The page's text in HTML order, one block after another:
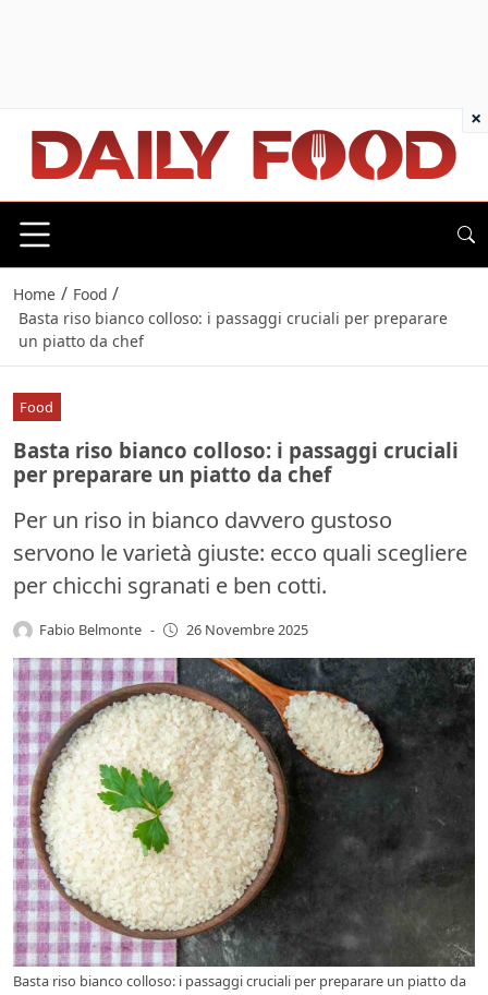
Home / Food /
Basta riso bianco colloso: i passaggi cruciali per preparare
un piatto da chef
Food
Basta riso bianco colloso: i passaggi cruciali
per preparare un piatto da chef
Per un riso in bianco davvero gustoso
servono le varietà giuste: ecco quali scegliere
per chicchi sgranati e ben cotti.
Fabio Belmonte - 26 Novembre 2025
Basta riso bianco colloso: i passaggi cruciali per preparare un piatto da
×